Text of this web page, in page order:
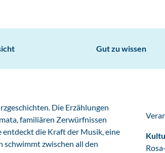
Gut zu wissen
Die Erzählungen
familiären Zerwürfnissen
entdeckt die Kraft der Musik, eine
schwimmt zwischen all den